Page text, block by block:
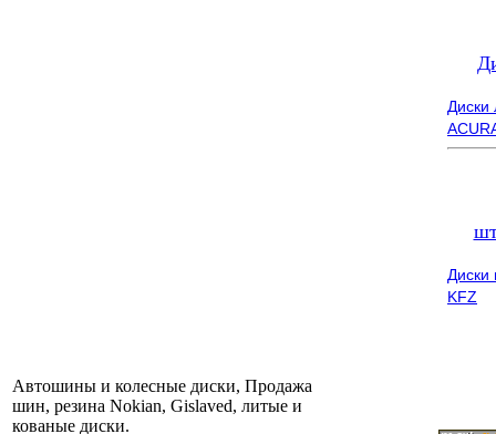
Диски
KFZ
Автошины и колесные диски, Продажа
шин, резина Nokian, Gislaved, литые и
кованые диски.